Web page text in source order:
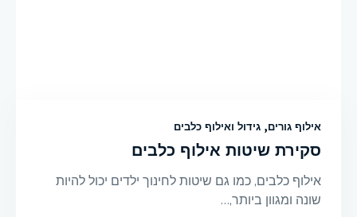
אילוף גורים, גידול ואילוף כלבים
סקירת שיטות אילוף כלבים
אילוף כלבים, כמו גם שיטות לחינוך ילדים יכול להיות
שונה ומגוון ביותר,…